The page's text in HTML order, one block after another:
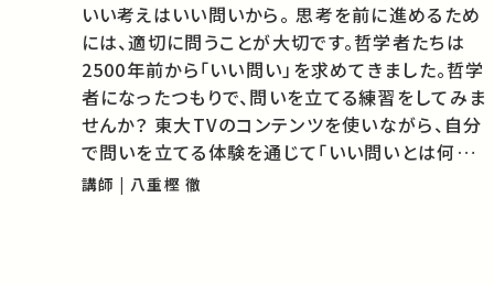
いい考えはいい問いから。 思考を前に進めるため
には、適切に問うことが大切です。哲学者たちは
2500年前から「いい問い」を求めてきました。哲学
者になったつもりで、問いを立てる練習をしてみま
せんか？ 東大TVのコンテンツを使いながら、自分
で問いを立てる体験を通じて「いい問いとは何か」
を考えるワークショップです。 01:49 自己紹介・趣
講師 | 八重樫 徹